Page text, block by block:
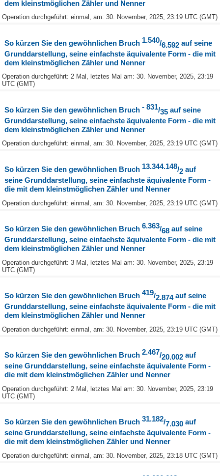
dem kleinstmöglichen Zähler und Nenner
Operation durchgeführt: einmal, am: 30. November, 2025, 23:19 UTC (GMT)
So kürzen Sie den gewöhnlichen Bruch 1.540/6.592auf seine
Grunddarstellung, seine einfachste äquivalente Form - die mit
dem kleinstmöglichen Zähler und Nenner
Operation durchgeführt: 2 Mal, letztes Mal am: 30. November, 2025, 23:19
UTC (GMT)
So kürzen Sie den gewöhnlichen Bruch - 831/35auf seine
Grunddarstellung, seine einfachste äquivalente Form - die mit
dem kleinstmöglichen Zähler und Nenner
Operation durchgeführt: einmal, am: 30. November, 2025, 23:19 UTC (GMT)
So kürzen Sie den gewöhnlichen Bruch 13.344.148/2auf
seine Grunddarstellung, seine einfachste äquivalente Form -
die mit dem kleinstmöglichen Zähler und Nenner
Operation durchgeführt: einmal, am: 30. November, 2025, 23:19 UTC (GMT)
So kürzen Sie den gewöhnlichen Bruch 6.363/68auf seine
Grunddarstellung, seine einfachste äquivalente Form - die mit
dem kleinstmöglichen Zähler und Nenner
Operation durchgeführt: 3 Mal, letztes Mal am: 30. November, 2025, 23:19
UTC (GMT)
So kürzen Sie den gewöhnlichen Bruch 419/2.874 auf seine
Grunddarstellung, seine einfachste äquivalente Form - die mit
dem kleinstmöglichen Zähler und Nenner
Operation durchgeführt: einmal, am: 30. November, 2025, 23:19 UTC (GMT)
So kürzen Sie den gewöhnlichen Bruch 2.467/20.002auf
seine Grunddarstellung, seine einfachste äquivalente Form -
die mit dem kleinstmöglichen Zähler und Nenner
Operation durchgeführt: 2 Mal, letztes Mal am: 30. November, 2025, 23:19
UTC (GMT)
So kürzen Sie den gewöhnlichen Bruch 31.182/7.030auf
seine Grunddarstellung, seine einfachste äquivalente Form -
die mit dem kleinstmöglichen Zähler und Nenner
Operation durchgeführt: einmal, am: 30. November, 2025, 23:18 UTC (GMT)